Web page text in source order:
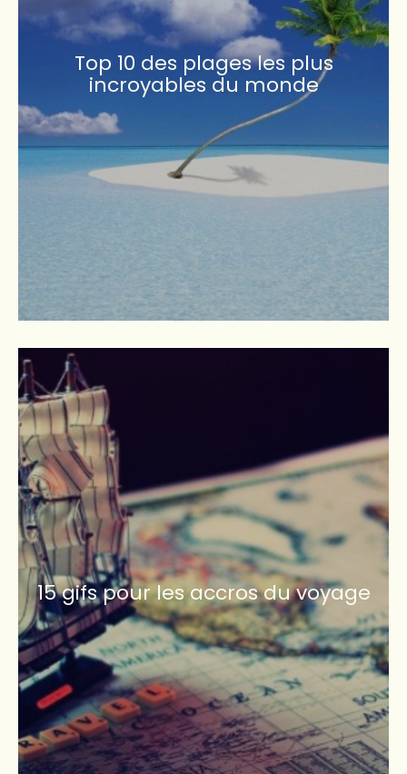
Top 10 des plages les plus
incroyables du monde
15 gifs pour les accros du voyage